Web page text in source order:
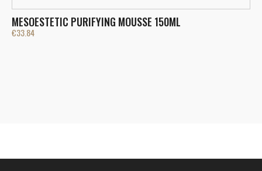
MESOESTETIC PURIFYING MOUSSE 150ML
€33.84